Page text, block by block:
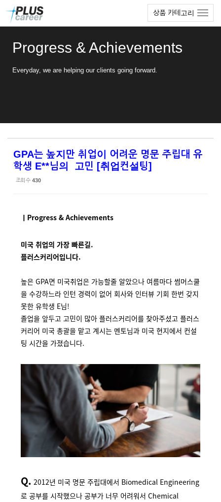
상품 카테고리
Progress & Achievements
Everyday, we are helping our clients going forward.
GPA는 높지만 취업이 어려운 명문 주립대 유
학생 E**님의 고민 [취업컨설팅]
조회 수 430
ㅣProgress & Achievements
미국 취업의 가장 빠른길.
플러스커리어입니다.
높은 GPA면 미국취업은 가능할줄 알았으나 여름마다 썸머스쿨
을 수강하느라 인턴 경력이 없어 회사와 인터뷰 기회 한번 갖지
못한 유학생 E님!
졸업을 앞두고 고민이 많아 플러스커리어를 찾아주셨고 플러스
커리어 미국 총괄을 맡고 계시는 멘토님과 미국 현지에서 컨설
팅 시간을 가졌습니다.
Q. 2012년 미국 명문 주립대에서 Biomedical Engineering
로 공부를 시작했으나 공부가 너무 어려워서 Chemical